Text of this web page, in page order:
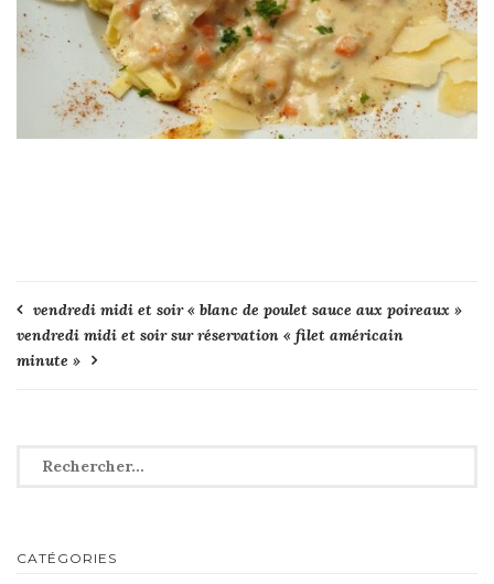
Navigation
de
l’article
vendredi midi et soir « blanc de poulet sauce aux poireaux »
vendredi midi et soir sur réservation « filet américain
minute »
Rechercher :
CATÉGORIES